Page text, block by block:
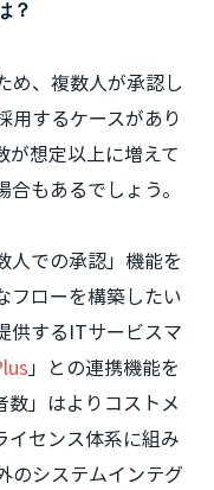
？
め、複数人が承認し
用するケースがあり
が想定以上に増えて
もあるでしょう。
での承認」機能を
フローを構築したい
供するITサービスマ
」との連携機能を
数」はよりコストメ
イセンス体系に組み
のシステムインテグ